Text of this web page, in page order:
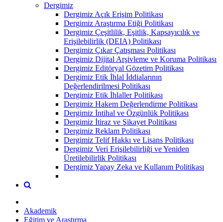
Dergimiz
Dergimiz Açık Erişim Politikası
Dergimiz Araştırma Etiği Politikası
Dergimiz Çeşitlilik, Eşitlik, Kapsayıcılık ve
Erişilebilirlik (DEIA) Politikası
Dergimiz Çıkar Çatışması Politikası
Dergimiz Dijital Arşivleme ve Koruma Politikası
Dergimiz Editöryal Gözetim Politikası
Dergimiz Etik İhlal İddialarının
Değerlendirilmesi Politikası
Dergimiz Etik İhlaller Politikası
Dergimiz Hakem Değerlendirme Politikası
Dergimiz İntihal ve Özgünlük Politikası
Dergimiz İtiraz ve Şikayet Politikası
Dergimiz Reklam Politikası
Dergimiz Telif Hakkı ve Lisans Politikası
Dergimiz Veri Erişilebilirliği ve Yeniden
Üretilebilirlik Politikası
Dergimiz Yapay Zeka ve Kullanım Politikası
Akademik
Eğitim ve Araştırma